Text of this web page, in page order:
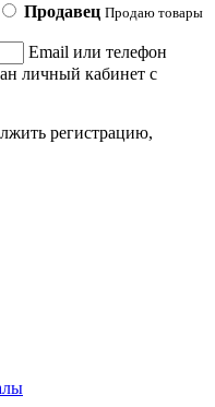
Продавец Продаю товары
Email или телефон
личный кабинет с
регистрацию,